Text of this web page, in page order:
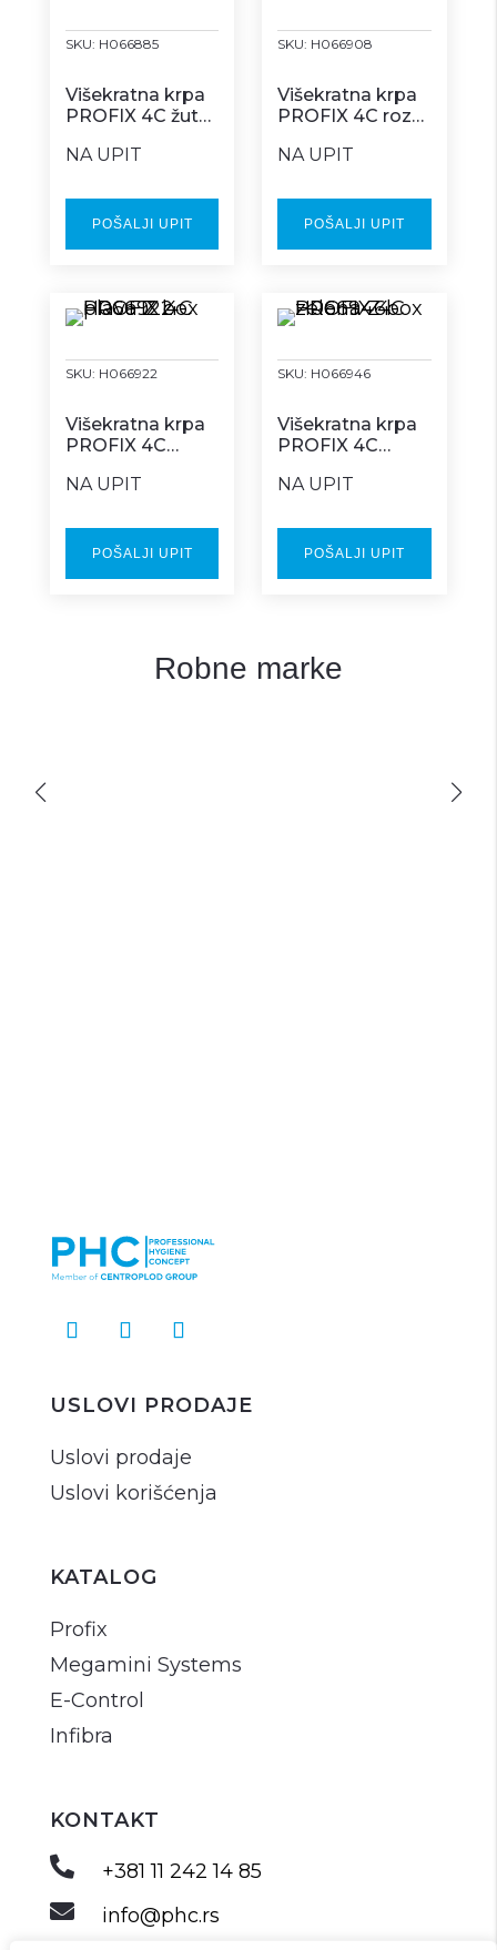
SKU: H066885
Višekratna krpa
PROFIX 4C žuta
NA UPIT
POŠALJI UPIT
SKU: H066908
Višekratna krpa
PROFIX 4C roza
NA UPIT
POŠALJI UPIT
SKU: H066922
Višekratna krpa
PROFIX 4C
NA UPIT
POŠALJI UPIT
SKU: H066946
Višekratna krpa
PROFIX 4C
NA UPIT
POŠALJI UPIT
Robne marke
USLOVI PRODAJE
Uslovi prodaje
Uslovi korišćenja
KATALOG
Profix
Megamini Systems
E-Control
Infibra
KONTAKT

+381 11 242 14 85

info@phc.rs